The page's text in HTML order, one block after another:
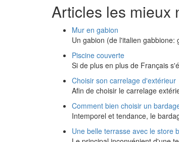
Articles les mieux
Mur en gabion
Un gabion (de l'italien
Piscine couverte
Si de plus en plus de Français
Choisir son carrelage d'extérieur
Afin de choisir le carrelage
Comment bien choisir un
Intemporel et tendance, le
Une belle terrasse avec le store